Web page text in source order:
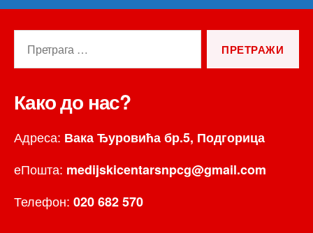
Како до нас?
Адреса: Вака Ђуровића бр.5, Подгорица
еПошта: medijskicentarsnpcg@gmail.com
Телефон: 020 682 570